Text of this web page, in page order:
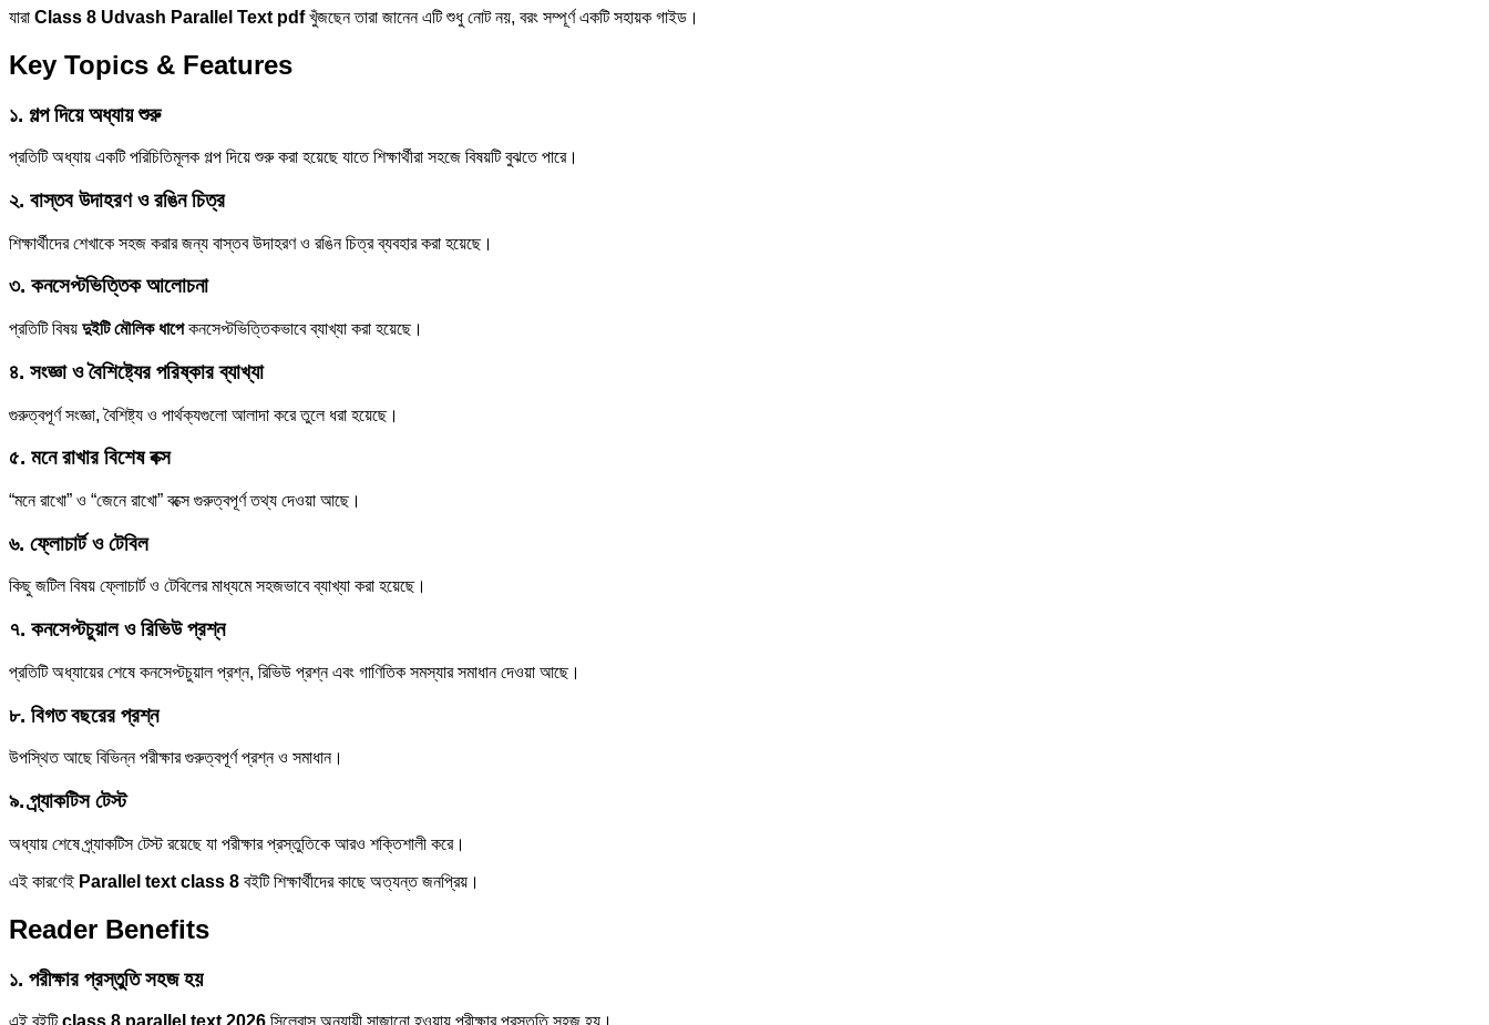
যারা Class 8 Udvash Parallel Text pdfখুঁজছেন তারা জানেন এটি শুধু নোট নয়, বরং সম্পূর্ণ একটি সহায়ক গাইড।
Key Topics & Features
১. গল্প দিয়ে অধ্যায় শুরু
প্রতিটি অধ্যায় একটি পরিচিতিমূলক গল্প দিয়ে শুরু করা হয়েছে যাতে শিক্ষার্থীরা সহজে বিষয়টি বুঝতে পারে।
২. বাস্তব উদাহরণ ও রঙিন চিত্র
শিক্ষার্থীদের শেখাকে সহজ করার জন্য বাস্তব উদাহরণ ও রঙিন চিত্র ব্যবহার করা হয়েছে।
৩. কনসেপ্টভিত্তিক আলোচনা
প্রতিটি বিষয় দুইটি মৌলিক ধাপেকনসেপ্টভিত্তিকভাবে ব্যাখ্যা করা হয়েছে।
৪. সংজ্ঞা ও বৈশিষ্ট্যের পরিষ্কার ব্যাখ্যা
গুরুত্বপূর্ণ সংজ্ঞা, বৈশিষ্ট্য ও পার্থক্যগুলো আলাদা করে তুলে ধরা হয়েছে।
৫. মনে রাখার বিশেষ বক্স
“মনে রাখো” ও “জেনে রাখো” বক্সে গুরুত্বপূর্ণ তথ্য দেওয়া আছে।
৬. ফ্লোচার্ট ও টেবিল
কিছু জটিল বিষয় ফ্লোচার্ট ও টেবিলের মাধ্যমে সহজভাবে ব্যাখ্যা করা হয়েছে।
৭. কনসেপ্টচুয়াল ও রিভিউ প্রশ্ন
প্রতিটি অধ্যায়ের শেষে কনসেপ্টচুয়াল প্রশ্ন, রিভিউ প্রশ্ন এবং গাণিতিক সমস্যার সমাধান দেওয়া আছে।
৮. বিগত বছরের প্রশ্ন
উপস্থিত আছে বিভিন্ন পরীক্ষার গুরুত্বপূর্ণ প্রশ্ন ও সমাধান।
৯. প্র্যাকটিস টেস্ট
অধ্যায় শেষে প্র্যাকটিস টেস্ট রয়েছে যা পরীক্ষার প্রস্তুতিকে আরও শক্তিশালী করে।
এই কারণেই Parallel text class 8 বইটি শিক্ষার্থীদের কাছে অত্যন্ত জনপ্রিয়।
Reader Benefits
১. পরীক্ষার প্রস্তুতি সহজ হয়